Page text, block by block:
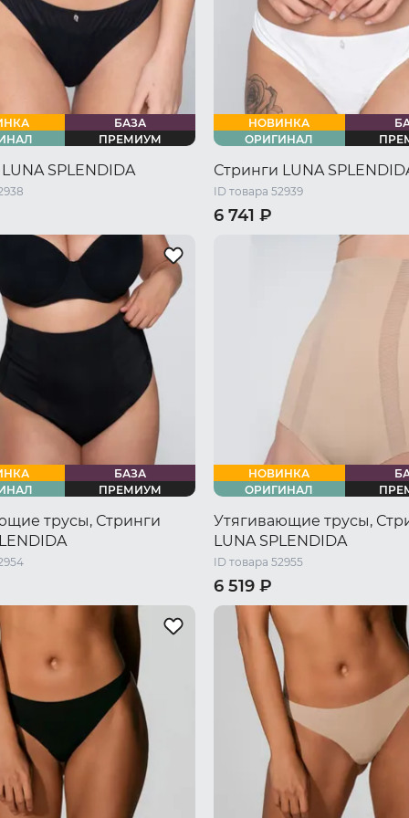
БАЗА
ПРЕМИУМ
SPLENDIDA
46 RU / M
48 RU / L
52 RU / XXL
НОВИНКА
ОРИГИНАЛ
Стринги LUNA
ID товара 52939
6 741 ₽
46 RU / M
52 RU / XXL
БАЗА
ПРЕМИУМ
трусы, Стринги
48 RU / L
НОВИНКА
ОРИГИНАЛ
Утягивающие трусы,
LUNA SPLENDIDA
ID товара 52955
6 519 ₽
44 RU / S
48 RU
50 RU / XL